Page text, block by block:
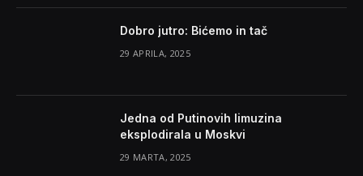
Dobro jutro: Bićemo in tač
29 APRILA, 2025
Jedna od Putinovih limuzina
eksplodirala u Moskvi
29 MARTA, 2025